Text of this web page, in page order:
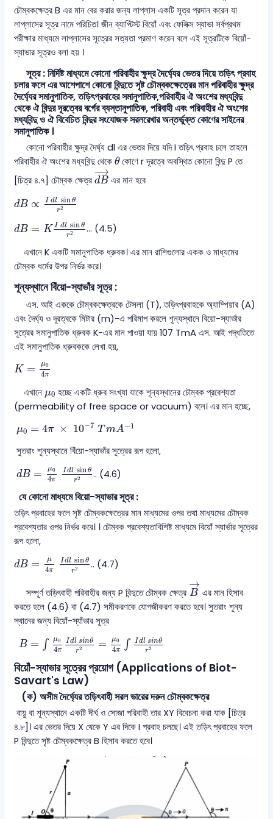
চৌম্বকক্ষেত্র B এর মান বের করার জন্য লাপ্লাস একটি সূত্র প্রদান করেন যা
লাপ্লাসের সূত্র নামে পরিচিত। জীন ব্যাপ্টিস্ট বিয়োঁ এবং ফেলিক্স স্যাভা সর্বপ্রথম
পরীক্ষার মাধ্যমে লাপ্লাসের সূত্রের সত্যতা প্রমাণ করেন বলে এই সূত্রটিকে বিয়োঁ-
স্যাভার সূত্রও বলা হয় ।
সূত্র : নির্দিষ্ট মাধ্যমে কোনো পরিবাহীর ক্ষুদ্র দৈর্ঘ্যের ভেতর দিয়ে তড়িৎ প্রবাহ
চলার ফলে এর আশেপাশে কোনো বিন্দুতে সৃষ্ট চৌম্বকক্ষেত্রের মান পরিবাহীর ক্ষুদ্র
দৈর্ঘ্যের সমানুপাতিক, তড়িৎপ্রবাহের সমানুপাতিক,পরিবাহীর ঐ অংশের মধ্যবিন্দু
থেকে ঐ বিন্দুর দূরত্বের বর্গের ব্যস্তানুপাতিক, পরিবাহী এবং পরিবাহীর ঐ অংশের
মধ্যবিন্দু ও ঐ বিবেচিত বিন্দুর সংযোজক সরলরেখার অন্তর্ভুক্ত কোণের সাইনের
সমানুপাতিক ।
কোনো পরিবাহীর ক্ষুদ্র দৈর্ঘ্য dl এর ভেতর দিয়ে যদি I তড়িৎ প্রবাহ চলে তাহলে
পরিবাহীর ঐ অংশের মধ্যবিন্দু থেকেθ
θকোণে r দূরত্বে অবস্থিত কোনো বিন্দু P তে
[চিত্র ৪.৭] চৌম্বক ক্ষেত্র
−→
dB
dB→
এর মান হবে
dB ∝ I dl sin θ
r2
dB dl sinθ
dB = K I dl sin θ
r2
dB dl sinθr
… (4.5)
এখানে K একটি সমানুপাতিক ধ্রুবক। এর মান রাশিগুলোর একক ও মাধ্যমের
চৌম্বক ধর্মের উপর নির্ভর করে।
শূন্যস্থানে বিঁয়ো-স্যাভাঁর সূত্র :
এস. আই এককে চৌম্বকক্ষেত্রকে টেসলা (T), তড়িৎপ্রবাহকে অ্যাম্পিয়ার (A)
এবং দৈর্ঘ্য ও দূরত্বকে মিটার (m)-এ পরিমাপ করলে শূন্যস্থানে বিয়ো-স্যার্ভার
সূত্রের সমানুপাতিক ধ্রুবক K-এর মান পাওয়া যায় 107 TmA এস. আই পদ্ধতিতে
এই সমানুপাতিক ধ্রুবককে লেখা হয়,
K = μ0
4π
K= 04π
এখানে μ0
μ0 হচ্ছে একটি ধ্রুব সংখ্যা যাকে শূন্যস্থানের চৌম্বক প্রবেশ্যতা
(permeability of free space or vacuum) বলে। এর মান হচ্ছে,
μ0 = 4π × 10−7 TmA−1
π 10-7 T m -1
সুতরাং শূন্যস্থানে বিঁয়ো-স্যাভাঁর সূত্রের রূপ হলো,
dB = μ0
4π
Idl sinθ
r2
dB 04 π Idl sin θ
.. (4.6)
যে কোনো মাধ্যমে বিয়ো-স্যাভার সূত্র :
তড়িৎ প্রবাহের ফলে সৃষ্ট চৌম্বকক্ষেত্রের মান মাধ্যমের ওপর তথা মাধ্যমের চৌম্বক
প্রবেশ্যতার ওপর নির্ভর করে। । চৌম্বক প্রবেশ্যতাবিশিষ্ট মাধ্যমে বিয়োঁ স্যার্ভার সূত্রের
রূপ হলো,
dB = μ
4π
Idl sinθ
r2
dB 4π Idl sin r2
.. (4.7)
সম্পূর্ণ তড়িৎবাহী পরিবাহীর জন্য P বিন্দুতে চৌম্বক ক্ষেত্র
→
B
B→
এর মান হিসাব
করতে হলে (4.6) বা (4.7) সমীকরণকে যোগজীকরণ করতে হবে। সুতরাং শূন্য
স্থানের জন্য বিয়োঁ-স্যাঁভার সূত্র
B = ∫ μ0
4π
Idl sinθ
r2 = μ0
4π ∫ Idl sinθ
r2
B= 0 4π dl sin = 0 4π∫Idl
বিয়োঁ-স্যাভার সূত্রের প্রয়োগ (Applications of Biot-
Savart's Law)
(ক) অসীম দৈর্ঘ্যের তড়িৎবাহী সরল ভারের দরুন চৌম্বকক্ষেত্র
বায়ু বা শূন্যস্থানে একটি দীর্ঘ ও সোজা পরিবাহী তার XY বিবেচনা করা যাক [চিত্র
৪.৮]। এর ভেতর দিয়ে X থেকে Y এর দিকে I প্রবাহ চলছে। এই তড়িৎ প্রবাহের ফলে
P বিন্দুতে সৃষ্ট চৌম্বকক্ষেত্র B হিসাব করতে হবে।